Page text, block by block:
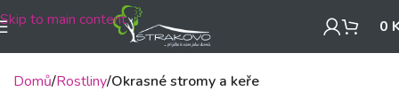
Skip to main content 0
Domů Rostliny Okrasné stromy a keře